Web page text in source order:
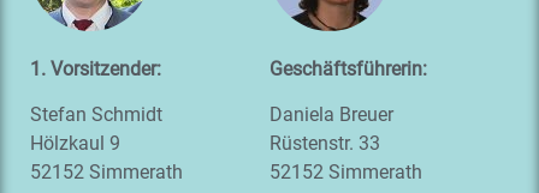
1. Vorsitzender:
Stefan Schmidt
Hölzkaul 9
52152 Simmerath
Geschäftsführerin:
Daniela Breuer
Rüstenstr. 33
52152 Simmerath